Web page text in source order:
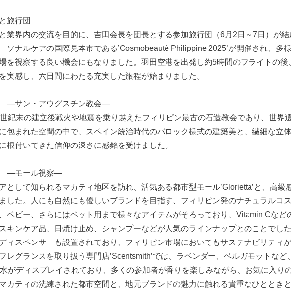
旅行団
業界内の交流を目的に、吉田会長を団長とする参加旅行団（6月2日～7日）が
ソナルケアの国際見本市である’Cosmobeauté Philippine 2025’が開催され、多
を視察する良い機会にもなりました。羽田空港を出発し約5時間のフライトの
実感し、六日間にわたる充実した旅程が始まりました。
―サン・アウグスチン教会―
紀末の建立後戦火や地震を乗り越えたフィリピン最古の石造教会であり、世界
包まれた空間の中で、スペイン統治時代のバロック様式の建築美と、繊細な立
根付いてきた信仰の深さに感銘を受けました。
―モール視察―
として知られるマカティ地区を訪れ、活気ある都市型モール’Glorietta’と、高級
した。人にも自然にも優しいブランドを目指す、フィリピン発のナチュラルコ
ベビー、さらにはペット用まで様々なアイテムがそろっており、Vitamin Cな
キンケア品、日焼け止め、シャンプーなどが人気のラインナップとのことでし
ィスペンサーも設置されており、フィリピン市場においてもサステナビリティ
レグランスを取り扱う専門店’Scentsmith’では、ラベンダー、ベルガモットな
がディスプレイされており、多くの参加者が香りを楽しみながら、お気に入り
カティの洗練された都市空間と、地元ブランドの魅力に触れる貴重なひとときと